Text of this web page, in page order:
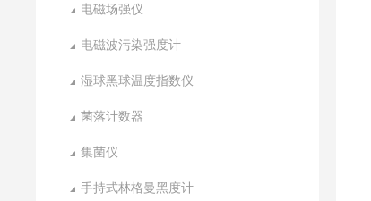
电磁场强仪
电磁波污染强度计
湿球黑球温度指数仪
菌落计数器
集菌仪
手持式林格曼黑度计